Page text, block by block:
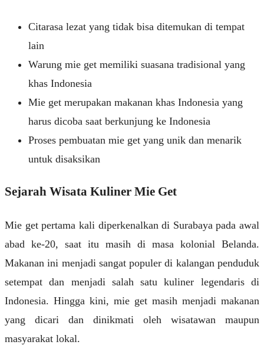
Citarasa lezat yang tidak bisa ditemukan di tempat
lain
Warung mie get memiliki suasana tradisional yang
khas Indonesia
Mie get merupakan makanan khas Indonesia yang
harus dicoba saat berkunjung ke Indonesia
Proses pembuatan mie get yang unik dan menarik
untuk disaksikan
Sejarah Wisata Kuliner Mie Get
Mie get pertama kali diperkenalkan di Surabaya pada awal
abad ke-20, saat itu masih di masa kolonial Belanda.
Makanan ini menjadi sangat populer di kalangan penduduk
setempat dan menjadi salah satu kuliner legendaris di
Indonesia. Hingga kini, mie get masih menjadi makanan
yang dicari dan dinikmati oleh wisatawan maupun
masyarakat lokal.